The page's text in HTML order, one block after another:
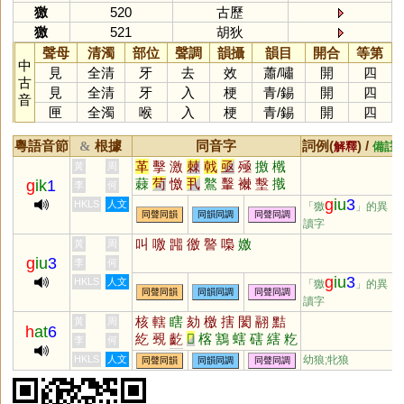
獥 520
古歷
獥
521 胡狄
中
古
音
聲母 清濁 部位 聲調 韻攝 韻目 開合
等第
見
全清 牙 去 效 蕭/嘯 開
四
見
全清 牙 入 梗 青/錫 開
四
匣
全濁 喉 入 梗 青/錫 開 四
粵語音節 & 根據 同音字 詞例(解釋) / 備註
gik1
黃 周 革 擊 激 棘 戟 亟 殛 撽 橶
蕀 茍 憿 丮 鸄 轚 襋 墼 撠
李
何
HKLS
人文
同聲同韻 同韻同調 同聲同調
「獥giu3 」的異
讀字
giu3
黃 周 叫 噭 嘂 徼 譥 嘄 嬓
李
何
HKLS
人文
同聲同韻 同韻同調 同聲同調
「獥giu3 」的異
讀字
hat6
黃 周 核 轄 瞎 劾 檄 搳 閡 翮 黠
紇 覡 齕 𦵯 楁 鶷 螛 磍 縖 籺
薂 舝 蒚 麧 礉 覈
李
何
HKLS
人文 同聲同韻 同韻同調 同聲同調 幼狼;牝狼